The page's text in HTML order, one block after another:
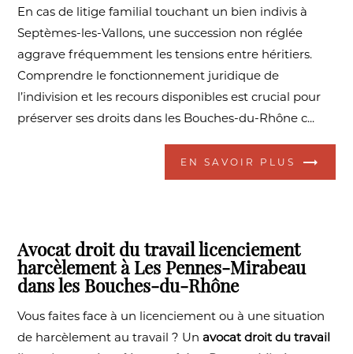
En cas de litige familial touchant un bien indivis à
Septèmes-les-Vallons, une succession non réglée
aggrave fréquemment les tensions entre héritiers.
Comprendre le fonctionnement juridique de
l’indivision et les recours disponibles est crucial pour
préserver ses droits dans les Bouches-du-Rhône c...
EN SAVOIR PLUS
Avocat droit du travail licenciement
harcèlement à Les Pennes-Mirabeau
dans les Bouches-du-Rhône
Vous faites face à un licenciement ou à une situation
de harcèlement au travail ? Unavocat droit du travail